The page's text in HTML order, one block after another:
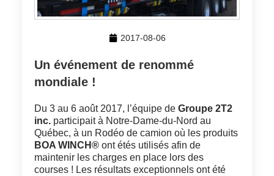
2017-08-06
Un événement de renommé
mondiale !
Du 3 au 6 août 2017, l’équipe de Groupe 2T2
inc.participait à Notre-Dame-du-Nord au
Québec, à un Rodéo de camion où les produits
BOA WINCH®ont étés utilisés afin de
maintenir les charges en place lors des
courses ! Les résultats exceptionnels ont été